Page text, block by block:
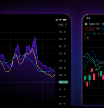
Backtesting de la
Métriques de base
du rapport
Métriques avancées